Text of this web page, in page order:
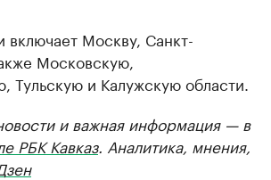
включает Москву, Санкт-
Московскую,
Тульскую и Калужскую области.
и важная информация — в
РБК Кавказ. Аналитика, мнения,